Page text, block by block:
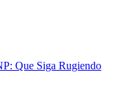
Que Siga Rugiendo